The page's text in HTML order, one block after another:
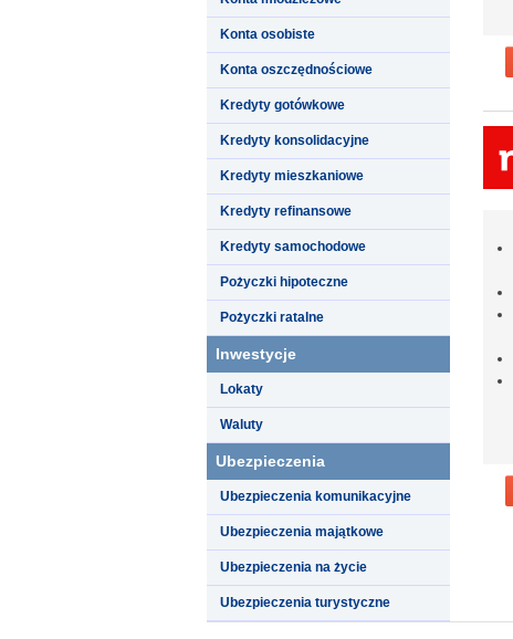
Konta osobiste
Konta oszczędnościowe
Kredyty gotówkowe
Kredyty konsolidacyjne
Kredyty mieszkaniowe
Kredyty refinansowe
Kredyty samochodowe
Pożyczki hipoteczne
Pożyczki ratalne
Inwestycje
Lokaty
Waluty
Ubezpieczenia
Ubezpieczenia komunikacyjne
Ubezpieczenia majątkowe
Ubezpieczenia na życie
Ubezpieczenia turystyczne